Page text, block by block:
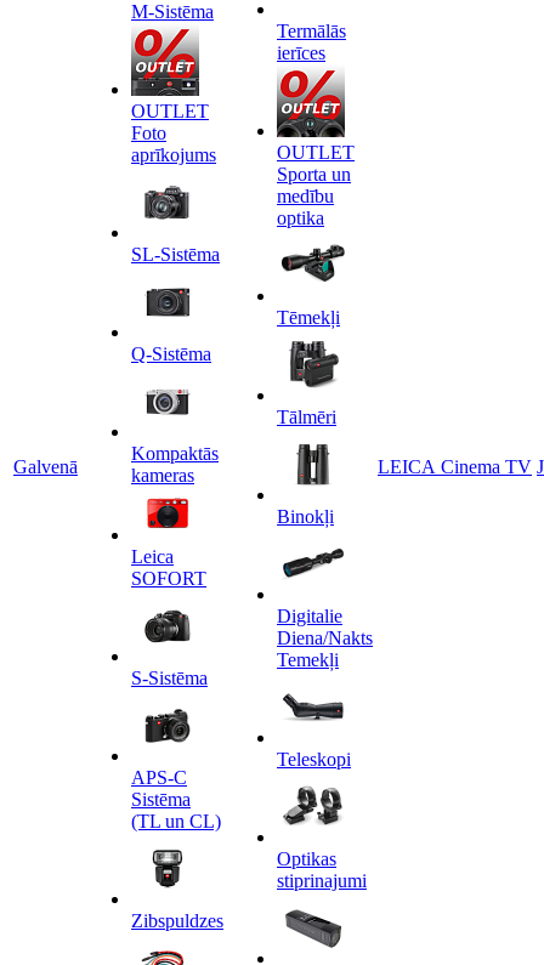
Galvenā
M-Sistēma
OUTLET
Foto
aprīkojums
SL-Sistēma
Q-Sistēma
Kompaktās
kameras
Leica
SOFORT
S-Sistēma
APS-C
Sistēma
(TL un CL)
Zibspuldzes
Termālās
ierīces
OUTLET
Sporta un
medību
optika
Tēmekļi
Tālmēri
Binokļi
Digitalie
Diena/Nakts
Temekļi
Teleskopi
Optikas
stiprinajumi
LEICA Cinema TV